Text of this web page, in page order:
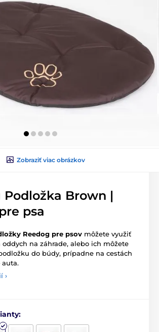
Zobraziť viac obrázkov
Podložka Brown |
psa
Reedog pre psov môžete využiť
na záhrade, alebo ich môžete
do búdy, prípadne na cestách
auta.
›